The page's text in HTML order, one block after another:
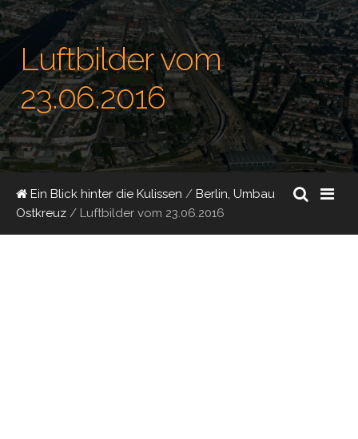
Luftbilder vom
23.06.2016
Ein Blick hinter die Kulissen / Berlin, Umbau
Ostkreuz / Luftbilder vom 23.06.2016